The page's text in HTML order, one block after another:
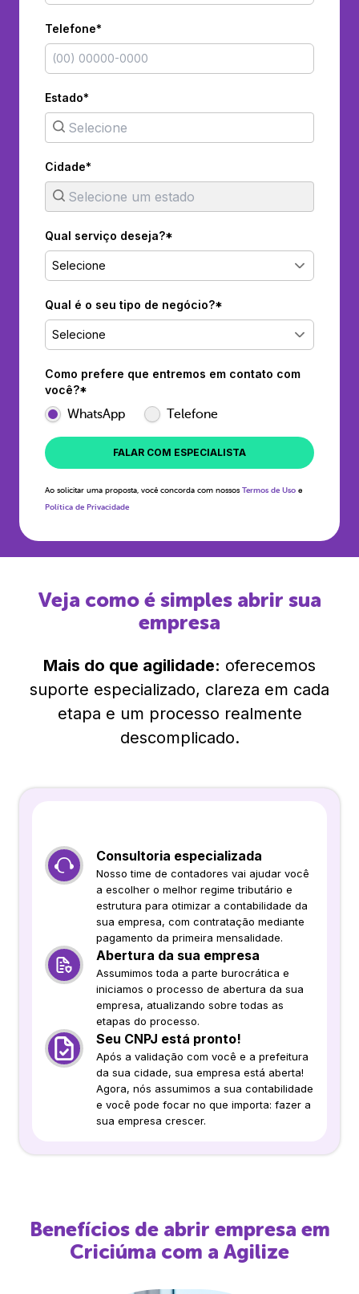
Telefone*
Estado*
Cidade*
Qual serviço deseja?*
Selecione
Qual é o seu tipo de negócio?*
Selecione
Como prefere que entremos em contato com
você?*
WhatsApp Telefone
FALAR COM ESPECIALISTA
Ao solicitar uma proposta, você concorda com nossos Termos de Uso e
Política de Privacidade
Veja como é simples abrir sua
empresa
Mais do que agilidade: oferecemos
suporte especializado, clareza em cada
etapa e um processo realmente
descomplicado.
Consultoria especializada
Nosso time de contadores vai ajudar você
a escolher o melhor regime tributário e
estrutura para otimizar a contabilidade da
sua empresa, com contratação mediante
pagamento da primeira mensalidade.
Abertura da sua empresa
Assumimos toda a parte burocrática e
iniciamos o processo de abertura da sua
empresa, atualizando sobre todas as
etapas do processo.
Seu CNPJ está pronto!
Após a validação com você e a prefeitura
da sua cidade, sua empresa está aberta!
Agora, nós assumimos a sua contabilidade
e você pode focar no que importa: fazer a
sua empresa crescer.
Benefícios de abrir empresa em
Criciúma com a Agilize